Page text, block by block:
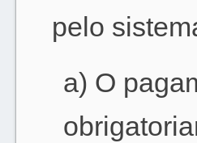
pelo
a) O